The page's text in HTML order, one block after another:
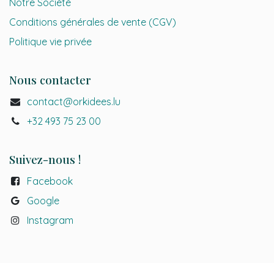
Notre Société
Conditions générales de vente (CGV)
Politique vie privée
Nous contacter
contact@orkidees.lu
+32 493 75 23 00
Suivez-nous !
Facebook
Google
Instagram